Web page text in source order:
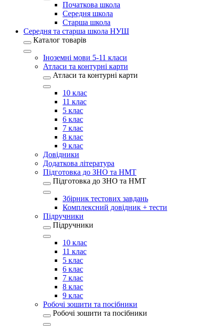
Початкова школа
Середня школа
Старша школа
Середня та старша школа НУШ
Каталог товарів
Іноземні мови 5-11 класи
Атласи та контурні карти
Атласи та контурні карти
10 клас
11 клас
5 клас
6 клас
7 клас
8 клас
9 клас
Довідники
Додаткова література
Підготовка до ЗНО та НМТ
Підготовка до ЗНО та НМТ
Збірник тестових завдань
Комплексний довідник + тести
Підручники
Підручники
10 клас
11 клас
5 клас
6 клас
7 клас
8 клас
9 клас
Робочі зошити та посібники
Робочі зошити та посібники